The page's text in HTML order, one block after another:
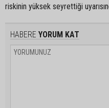
riskinin yüksek seyrettiği
HABERE YORUM KAT